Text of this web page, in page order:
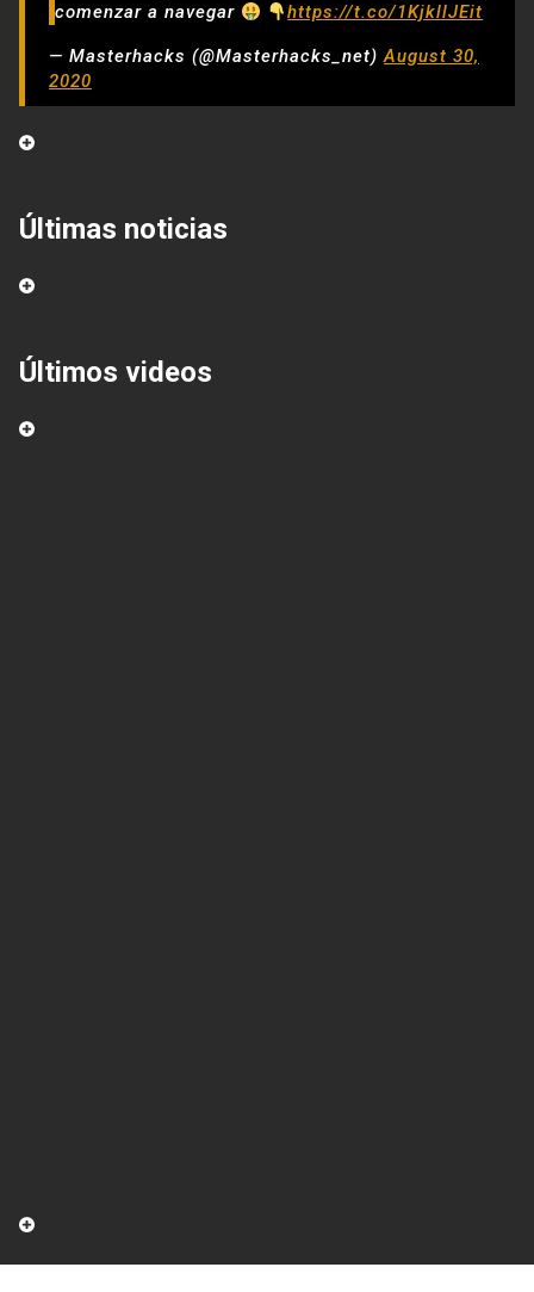
comenzar a navegar
https://t.co/1KjkllJEit
— Masterhacks (@Masterhacks_net)August 30,
2020
Últimas noticias
Últimos videos